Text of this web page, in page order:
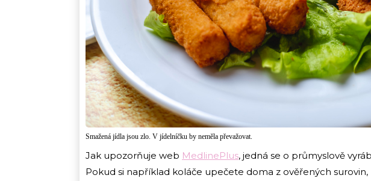
Smažená jídla jsou zlo. V jídelníčku by neměla převažovat.
Jak upozorňuje web MedlinePlus, jedná se o průmyslově
Pokud si například koláče upečete doma z ověřených